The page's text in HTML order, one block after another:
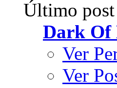
Último
Dark Of
Ver
Ver